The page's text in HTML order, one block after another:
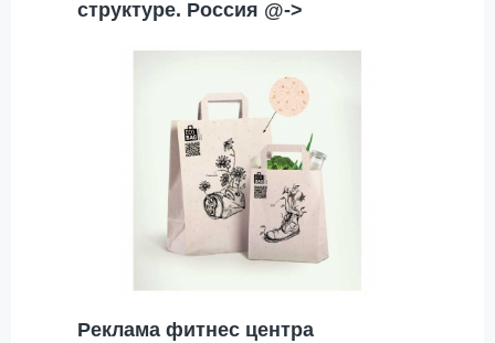
структуре. Россия @->
Реклама фитнес центра